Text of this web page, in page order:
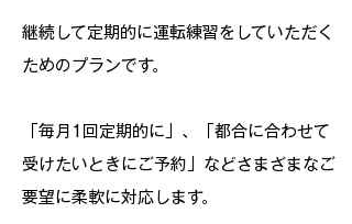
継続して定期的に運転練習をしていただく
ためのプランです。
「毎月1回定期的に」、「都合に合わせて
受けたいときにご予約」などさまざまなご
要望に柔軟に対応します。